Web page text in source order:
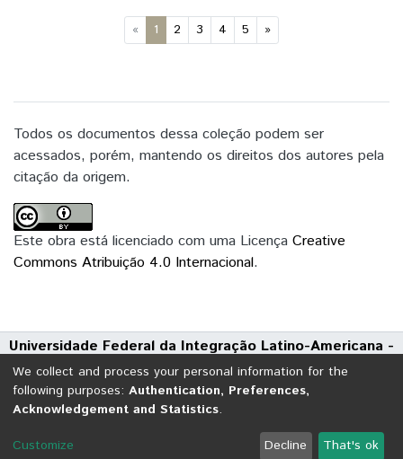
« 1 (current)
2 3 4 5 »
Todos os documentos dessa coleção podem ser
acessados, porém, mantendo os direitos dos autores pela
citação da origem.
Este obra está licenciado com uma Licença Creative
Commons Atribuição 4.0 Internacional.
Universidade Federal da Integração Latino-Americana -
UNILA
Avenida Tarquínio Joslin dos Santos, 1000 - Polo Universitário
CEP: 85870-650 | Foz do Iguaçu - Paraná
DSpace software
copyright © 2002-2026 LYRASIS
We collect and process your personal information for the
following purposes: Authentication, Preferences,
Acknowledgement and Statistics.
Customize Decline That's ok